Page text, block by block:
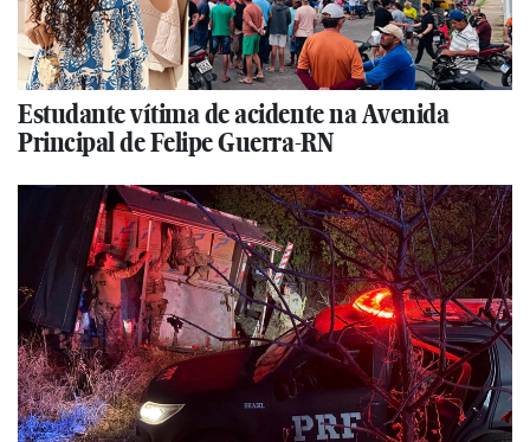
Estudante vítima de acidente na Avenida
Principal de Felipe Guerra-RN